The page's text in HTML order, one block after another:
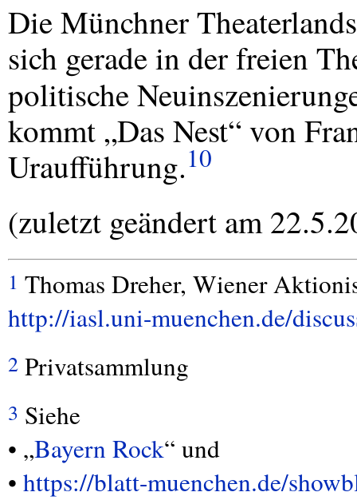
Die Münchner
sich gerade in der freien
politische
kommt „Das Nest“ von
Uraufführung.10
(zuletzt geändert am
1 Thomas Dreher, Wiener
http://iasl.uni-muenchen.de/
2 Privatsammlung
3 Siehe
• „Bayern Rock“ und
• https://blatt-muenchen.de/